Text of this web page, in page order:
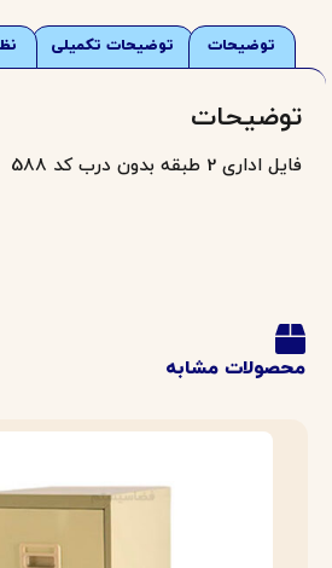
توضیحات توضیحات تکمیلی نظرات (0)
اداری 2 طبقه بدون درب کد 588
مشابه